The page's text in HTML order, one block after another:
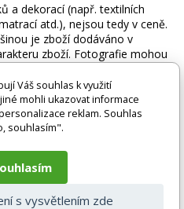
a dekorací (např. textilních
atd.), nejsou tedy v ceně.
je zboží dodáváno v
zboží. Fotografie mohou
do el. podoby. V
naše klientské centrum
777244446.
linky - skřínky
Váš souhlas k využití
mohli ukazovat informace
reklam. Souhlas
souhlasím".
s vysvětlením zde